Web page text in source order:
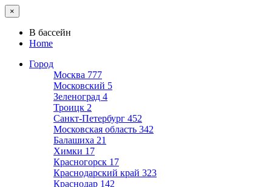
×
В бассейн
Home
Город
Москва 777
Московский 5
Зеленоград 4
Троицк 2
Санкт-Петербург 452
Московская область 342
Балашиха 21
Химки 17
Красногорск 17
Краснодарский край 323
Краснодар 142